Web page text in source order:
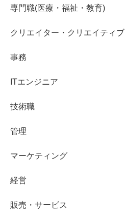
専門職(医療・福祉・教育)
クリエイター・クリエイティブ
事務
ITエンジニア
技術職
管理
マーケティング
経営
販売・サービス